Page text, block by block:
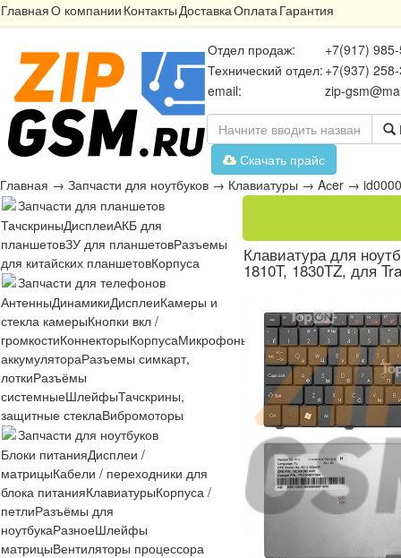
ГлавнаяО компании КонтактыДоставкаОплатаГарантия
Отдел продаж:
+7(917)
Технический отдел: +7(937)
email:
zip-
Скачать прайс
Главная → Запчасти для ноутбуков → Клавиатуры → Aсer →
Запчасти для планшетов
ТачскриныДисплеиАКБ для
планшетовЗУ для планшетовРазъемы
для китайских планшетовКорпуса
Запчасти для телефонов
АнтенныДинамикиДисплеиКамеры и
стекла камерыКнопки вкл /
громкостиКоннекторыКорпусаМикрофоны МикросхемыПлаты
аккумулятораРазъемы симкарт,
лоткиРазъёмы
системныеШлейфыТачскрины,
защитные стеклаВибромоторы
Запчасти для ноутбуков
Блоки питанияДисплеи /
матрицыКабели / переходники для
блока питанияКлавиатурыКорпуса /
петлиРазъёмы для
ноутбукаРазноеШлейфы
матрицыВентиляторы процессора
Клавиатура для
1810T, 1830TZ, для